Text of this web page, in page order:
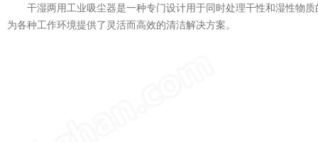
干湿两用工业吸尘器是一种专门设计用于同时处理干性和湿性物质
为各种工作环境提供了灵活而高效的清洁解决方案。